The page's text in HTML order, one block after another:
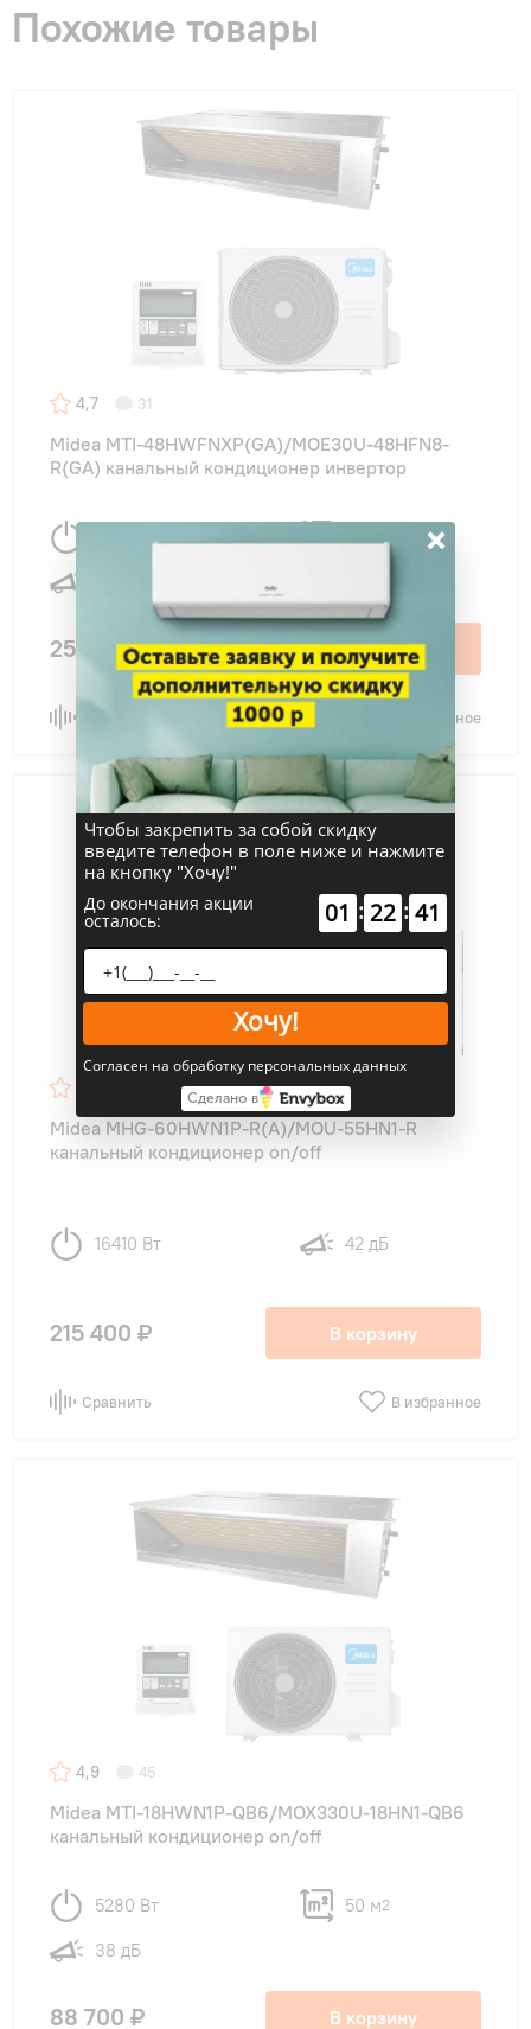
Похожие товары
4,7 31
Midea MTI-48HWFNXP(GA)/MOE30U-48HFN8-
R(GA) канальный кондиционер инвертор
14070 Вт 140 м
253 500 ₽ В корзину
В избранное
Midea MHG-60HWN1P-R(A)/MOU-55HN1-R
канальный кондиционер on/off
16410 Вт 42 дБ
215 400 ₽ В корзину
Сравнить В избранное
4,9 45
Midea MTI-18HWN1P-QB6/MOX330U-18HN1-QB6
канальный кондиционер on/off
5280 Вт 50 м2
38 дБ
88 700 ₽ В корзину
×
Чтобы закрепить за собой скидку
введите телефон в поле ниже и нажмите
на кнопку "Хочу!"
До окончания акции
осталось: 01 : 22 : 41
Хочу!
Согласен на обработку персональных данных
Сделано в